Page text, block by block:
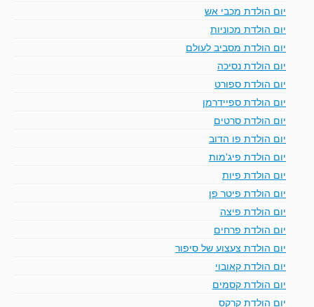
יום הולדת מכבי אש
יום הולדת מכוניות
יום הולדת מסביב לעולם
יום הולדת נסיכה
יום הולדת ספורט
יום הולדת ספיידרמן
יום הולדת סרטים
יום הולדת פו הדוב
יום הולדת פיג'מות
יום הולדת פיות
יום הולדת פיטר פן
יום הולדת פיצה
יום הולדת פרחים
יום הולדת צעצוע של סיפור
יום הולדת קאובוי
יום הולדת קסמים
יום הולדת קרקס